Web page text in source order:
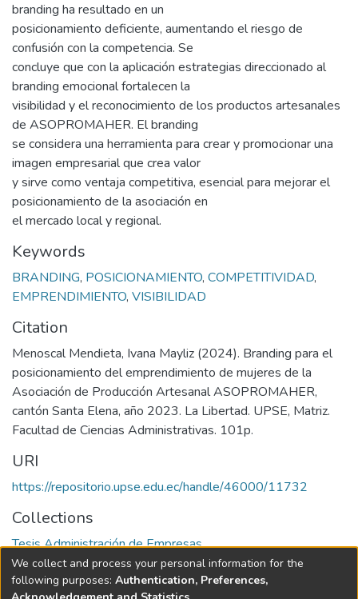
branding ha resultado en un
posicionamiento deficiente, aumentando el riesgo de
confusión con la competencia. Se
concluye que con la aplicación estrategias direccionado al
branding emocional fortalecen la
visibilidad y el reconocimiento de los productos artesanales
de ASOPROMAHER. El branding
se considera una herramienta para crear y promocionar una
imagen empresarial que crea valor
y sirve como ventaja competitiva, esencial para mejorar el
posicionamiento de la asociación en
el mercado local y regional.
Keywords
BRANDING, POSICIONAMIENTO, COMPETITIVIDAD,
EMPRENDIMIENTO, VISIBILIDAD
Citation
Menoscal Mendieta, Ivana Mayliz (2024). Branding para el
posicionamiento del emprendimiento de mujeres de la
Asociación de Producción Artesanal ASOPROMAHER,
cantón Santa Elena, año 2023. La Libertad. UPSE, Matriz.
Facultad de Ciencias Administrativas. 101p.
URI
https://repositorio.upse.edu.ec/handle/46000/11732
Collections
Tesis Administración de Empresas
Full item page
We collect and process your personal information for the
following purposes: Authentication, Preferences,